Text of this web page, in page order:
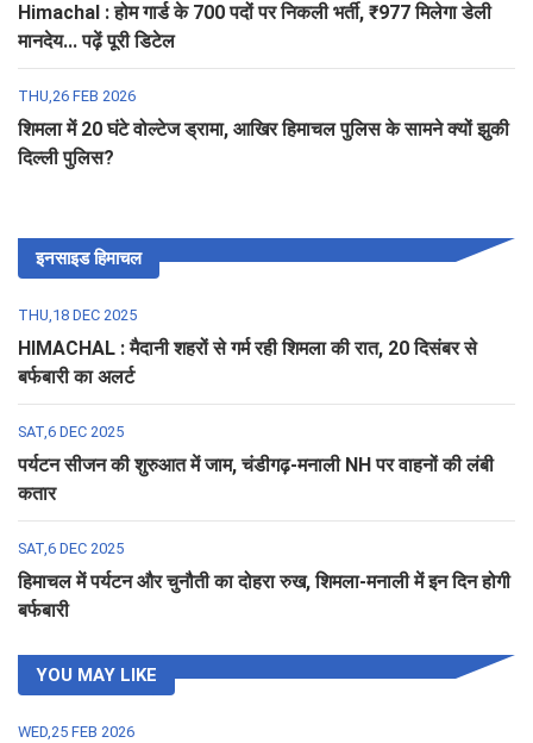
Himachal : होम गार्ड के 700 पदों पर निकली भर्ती, ₹977 मिलेगा डेली
मानदेय... पढ़ें पूरी डिटेल
THU,26 FEB 2026
शिमला में 20 घंटे वोल्टेज ड्रामा, आखिर हिमाचल पुलिस के सामने क्यों झुकी
दिल्ली पुलिस?
इनसाइड हिमाचल
THU,18 DEC 2025
HIMACHAL : मैदानी शहरों से गर्म रही शिमला की रात, 20 दिसंबर से
बर्फबारी का अलर्ट
SAT,6 DEC 2025
पर्यटन सीजन की शुरुआत में जाम, चंडीगढ़-मनाली NH पर वाहनों की लंबी
कतार
SAT,6 DEC 2025
हिमाचल में पर्यटन और चुनौती का दोहरा रुख, शिमला-मनाली में इन दिन होगी
बर्फबारी
YOU MAY LIKE
WED,25 FEB 2026